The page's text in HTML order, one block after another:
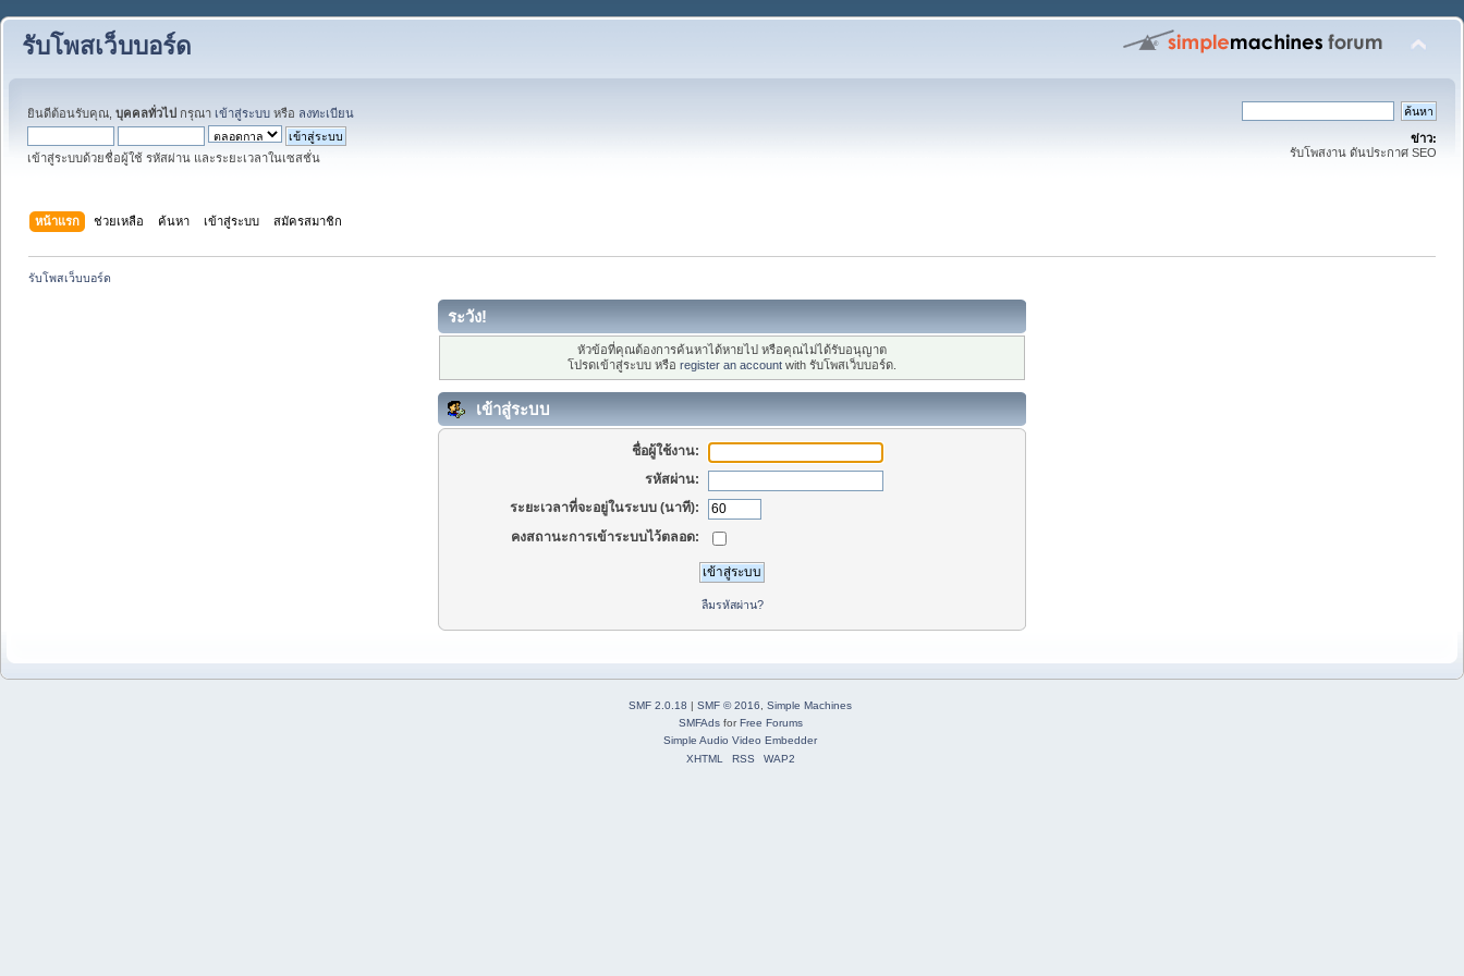
รับโพสเว็บบอร์ด
ยินดีต้อนรับคุณ, บุคคลทั่วไป กรุณา เข้าสู่ระบบ หรือ ลงทะเบียน
เข้าสู่ระบบด้วยชื่อผู้ใช้ รหัสผ่าน และระยะเวลาในเซสชั่น
ข่าว:
รับโพสงาน ดันประกาศ SEO
หน้าแรก ช่วยเหลือ ค้นหา เข้าสู่ระบบ สมัครสมาชิก
รับโพสเว็บบอร์ด
ระวัง!
หัวข้อที่คุณต้องการค้นหาได้หายไป หรือคุณไม่ได้รับอนุญาต
โปรดเข้าสู่ระบบ หรือ register an account with รับโพสเว็บบอร์ด.
เข้าสู่ระบบ
ชื่อผู้ใช้งาน:
รหัสผ่าน:
ระยะเวลาที่จะอยู่ในระบบ (นาที):
คงสถานะการเข้าระบบไว้ตลอด:
ลืมรหัสผ่าน?
SMF 2.0.18 | SMF © 2016
Simple Machines
SMFAdsforFree Forums
Simple Audio Video Embedder
XHTML
RSS WAP2